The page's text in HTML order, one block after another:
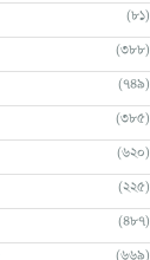
(81)
(388)
(749)
(385)
(620)
(225)
(487)
(669)